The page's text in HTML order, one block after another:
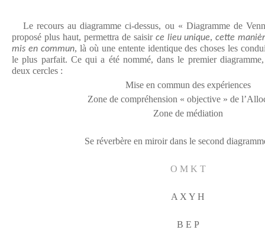
Le recours au diagramme ci-dessus, ou « Diagramme de
proposé plus haut, permettra de saisir ce lieu unique,cette
mis en commun, là où une entente identique des choses les
le plus parfait. Ce qui a été nommé, dans le premier
deux cercles :
Mise en commun des expériences
Zone de compréhension « objective » de
Zone de médiation
Se réverbère en miroir dans le second
O M K T
A X Y H
B E P